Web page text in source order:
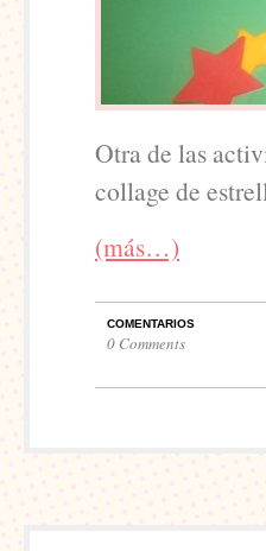
Otra de las
collage de
(más…)
COMENTARIOS
0 Comments